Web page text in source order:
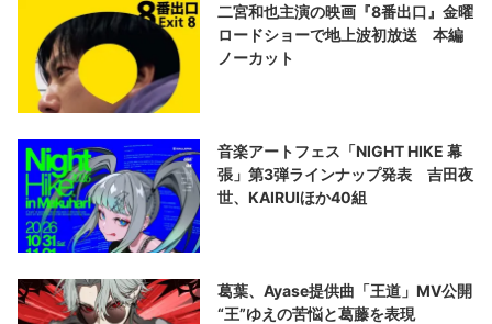
二宮和也主演の映画『8番出口』金曜
ロードショーで地上波初放送 本編
ノーカット
音楽アートフェス「NIGHT HIKE 幕
張」第3弾ラインナップ発表 吉田夜
世、KAIRUIほか40組
葛葉、Ayase提供曲「王道」MV公開
“王”ゆえの苦悩と葛藤を表現